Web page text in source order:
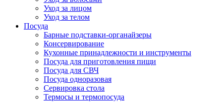
Уход за лицом
Уход за телом
Посуда
Барные подставки-органайзеры
Консервирование
Кухонные принадлежности и инструменты
Посуда для приготовления пищи
Посуда для СВЧ
Посуда одноразовая
Сервировка стола
Термосы и термопосуда